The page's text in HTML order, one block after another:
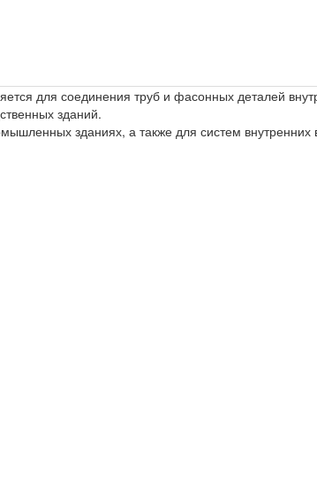
для соединения труб и фасонных деталей
зданий.
зданиях, а также для систем